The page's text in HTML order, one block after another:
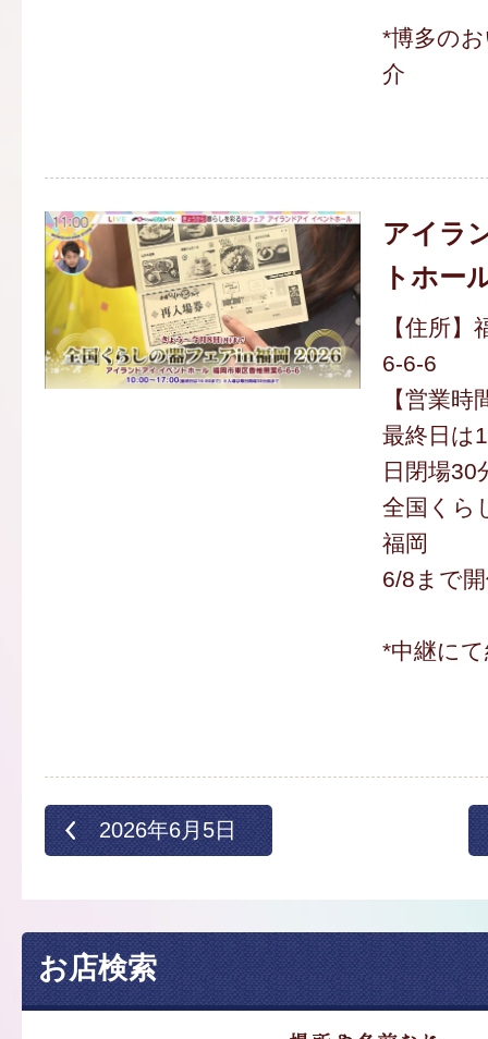
*博多の
介
アイラ
トホー
【住所
6-6-6
【営業
最終日は
日閉場30
全国くら
福岡
6/8まで
*中継に
2026年6月5日
お店検索